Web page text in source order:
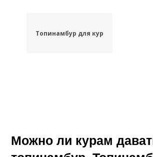
Топинамбур для кур
Можно ли курам